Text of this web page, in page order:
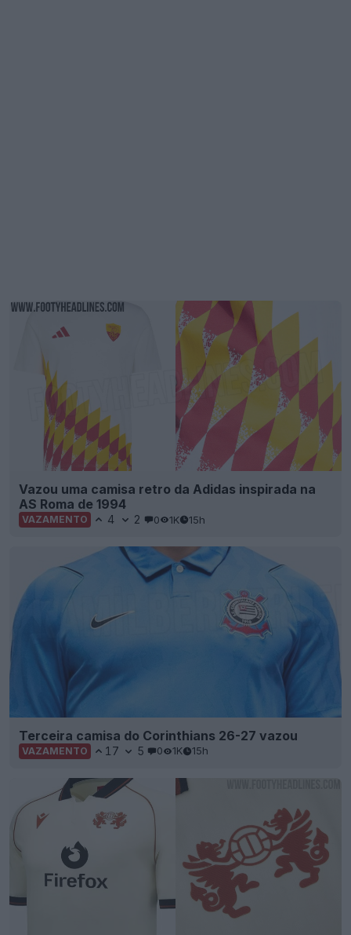
Vazou uma camisa retro da Adidas inspirada na
AS Roma de 1994
VAZAMENTO 4 2 0 1K 15h
Terceira camisa do Corinthians 26-27 vazou
VAZAMENTO 17 5 0 1K 15h